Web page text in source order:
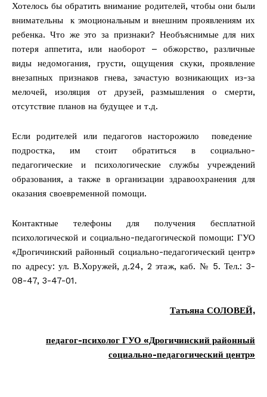
Хотелось бы обратить внимание родителей, чтобы они были
внимательны к эмоциональным и внешним проявлениям их
ребенка. Что же это за признаки? Необъяснимые для них
потеря аппетита, или наоборот – обжорство, различные
виды недомогания, грусти, ощущения скуки, проявление
внезапных признаков гнева, зачастую возникающих из-за
мелочей, изоляция от друзей, размышления о смерти,
отсутствие планов на будущее и т.д.
Если родителей или педагогов насторожило поведение
подростка, им стоит обратиться в социально-
педагогические и психологические службы учреждений
образования, а также в организации здравоохранения для
оказания своевременной помощи.
Контактные телефоны для получения бесплатной
психологической и социально-педагогической помощи: ГУО
«Дрогичинский районный социально-педагогический центр»
по адресу: ул. В.Хоружей, д.24, 2 этаж, каб. № 5. Тел.: 3-
08-47, 3-47-01.
Татьяна СОЛОВЕЙ,
педагог-психолог ГУО «Дрогичинский районный
социально-педагогический центр»